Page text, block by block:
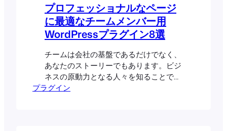
プロフェッショナルなページ
に最適なチームメンバー用
WordPressプラグイン8選
チームは会社の基盤であるだけでなく、
あなたのストーリーでもあります。ビジ
ネスの原動力となる人々を知ることで、
つながりが生まれます。単に名前を紹介
プラグイン